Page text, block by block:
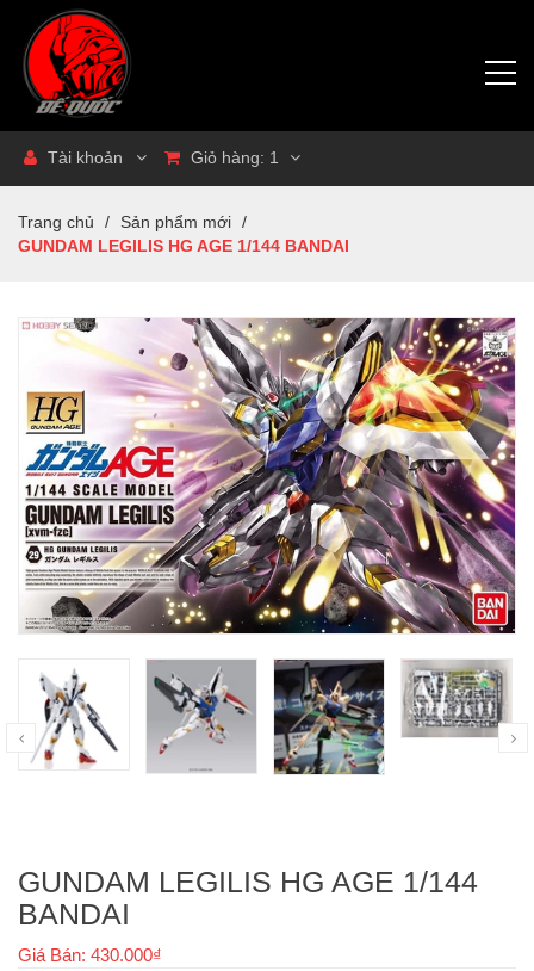
Tài khoản Giỏ hàng: 1
Trang chủ / Sản phẩm mới /
GUNDAM LEGILIS HG AGE 1/144 BANDAI
GUNDAM LEGILIS HG AGE 1/144
BANDAI
Giá Bán: 430.000₫